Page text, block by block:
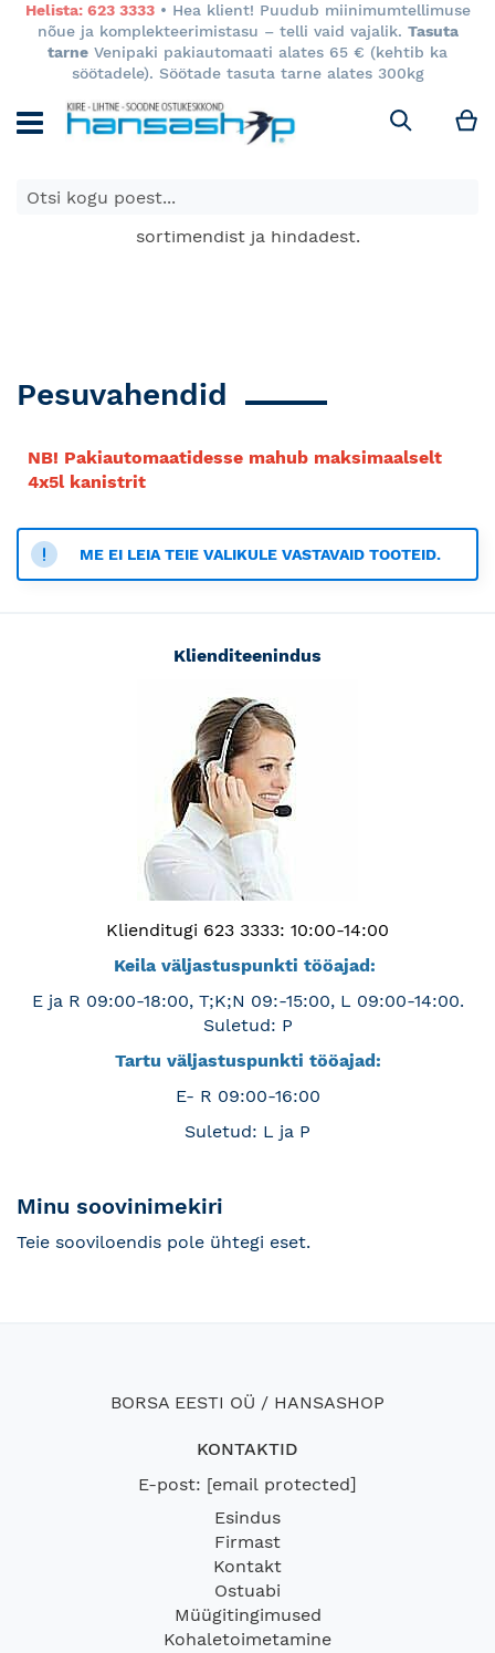
Helista: 623 3333• Hea klient! Puudub miinimumtellimuse
nõue ja komplekteerimistasu – telli vaid vajalik. Tasuta
tarne Venipaki pakiautomaati alates 65 € (kehtib ka
söötadele). Söötade tasuta tarne alates 300kg
Otsi
E-poes kuvatavad toodete hinnad kehtivad ainult e-
poes ja võivad erineda Keila ja Tartu poodide
sortimendist ja hindadest.
Pesuvahendid
NB! Pakiautomaatidesse mahub maksimaalselt
4x5l kanistrit
ME EI LEIA TEIE VALIKULE VASTAVAID TOOTEID.
Klienditeenindus
Klienditugi 623 3333: 10:00-14:00
Keila väljastuspunkti tööajad:
E ja R 09:00-18:00, T;K;N 09:-15:00, L 09:00-14:00.
Suletud: P
Tartu väljastuspunkti tööajad:
E- R 09:00-16:00
Suletud: L ja P
Minu soovinimekiri
Teie sooviloendis pole ühtegi eset.
BORSA EESTI OÜ / HANSASHOP
KONTAKTID
E-post: [email protected]
Esindus
Firmast
Kontakt
Ostuabi
Müügitingimused
Kohaletoimetamine